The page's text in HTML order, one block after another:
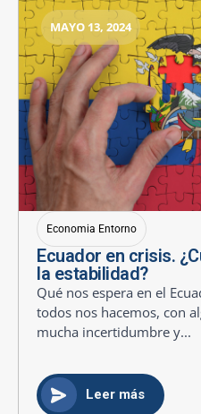
MAYO 13, 2024
Economia Entorno
Ecuador en crisis.
la estabilidad?
Qué nos espera en el
todos nos hacemos, con
mucha incertidumbre y...
Leer más